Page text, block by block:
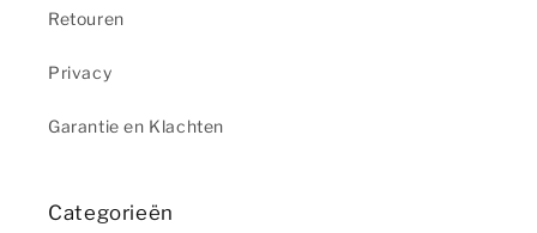
Retouren
Privacy
Garantie en Klachten
Categorieën